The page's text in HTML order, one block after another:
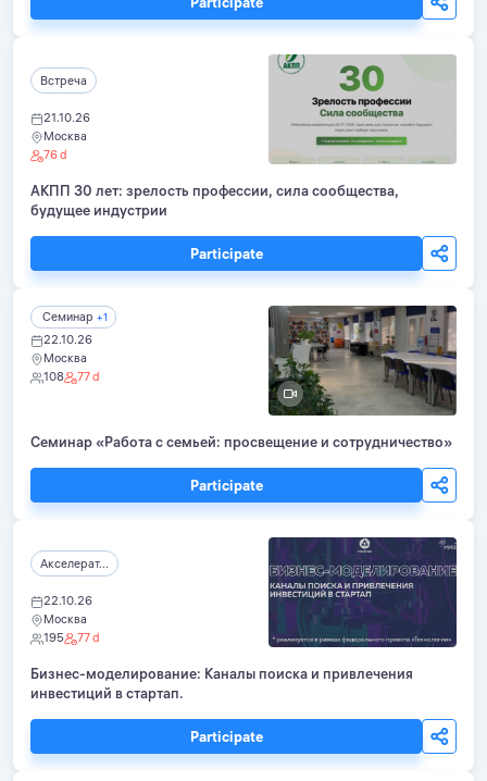
Встреча
21.10.26
Москва
76 d
АКПП 30 лет: зрелость профессии, сила сообщества,
будущее индустрии
Participate
Семинар +1
22.10.26
Москва
108
77 d
Семинар «Работа с семьей: просвещение и сотрудничество»
Participate
Акселерат...
22.10.26
Москва
195
77 d
Бизнес-моделирование: Каналы поиска и привлечения
инвестиций в стартап.
Participate